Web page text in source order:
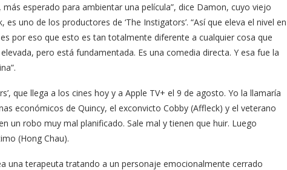
esperado para ambientar una película”, dice Damon, cuyo viejo
uno de los productores de ‘The Instigators’. “Así que eleva el nivel en
por eso que esto es tan totalmente diferente a cualquier cosa que
pero está fundamentada. Es una comedia directa. Y esa fue la
que llega a los cines hoy y a Apple TV+ el 9 de agosto. Yo la llamaría
económicos de Quincy, el exconvicto Cobby (Affleck) y el veterano
un robo muy mal planificado. Sale mal y tienen que huir. Luego
(Hong Chau).
una terapeuta tratando a un personaje emocionalmente cerrado